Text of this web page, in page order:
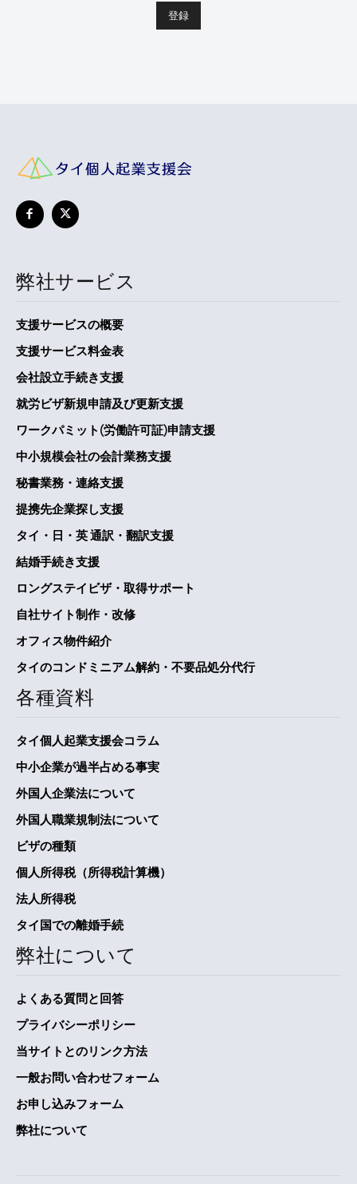
弊社サービス
支援サービスの概要
支援サービス料金表
会社設立手続き支援
就労ビザ新規申請及び更新支援
ワークパミット(労働許可証)申請支援
中小規模会社の会計業務支援
秘書業務・連絡支援
提携先企業探し支援
タイ・日・英 通訳・翻訳支援
結婚手続き支援
ロングステイビザ・取得サポート
自社サイト制作・改修
オフィス物件紹介
タイのコンドミニアム解約・不要品処分代行
各種資料
タイ個人起業支援会コラム
中小企業が過半占める事実
外国人企業法について
外国人職業規制法について
ビザの種類
個人所得税（所得税計算機）
法人所得税
タイ国での離婚手続
弊社について
よくある質問と回答
プライバシーポリシー
当サイトとのリンク方法
一般お問い合わせフォーム
お申し込みフォーム
弊社について